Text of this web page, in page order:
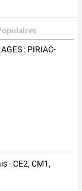
: PIRIAC-
- CE2, CM1,